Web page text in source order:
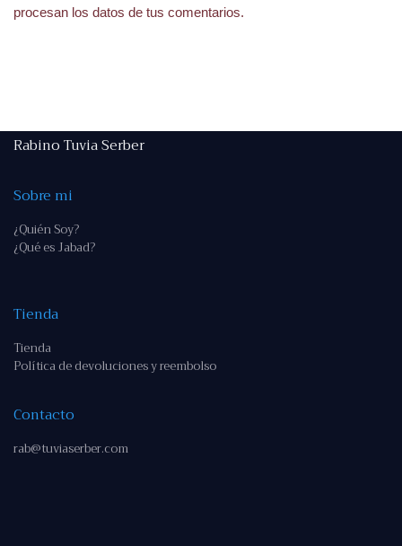
procesan los datos de tus comentarios.
Rabino Tuvia Serber
Sobre mi
¿Quién Soy?
¿Qué es Jabad?
Tienda
Tienda
Política de devoluciones y reembolso
Contacto
rab@tuviaserber.com